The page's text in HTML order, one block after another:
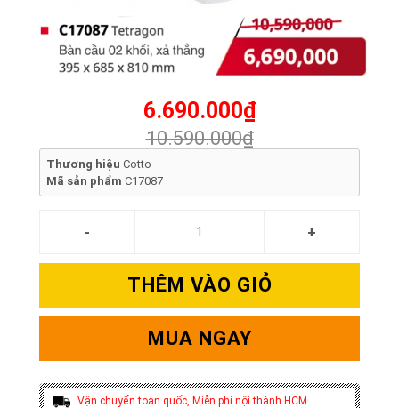
6.690.000₫
10.590.000₫
Thương hiệu Cotto
Mã sản phẩm C17087
THÊM VÀO GIỎ
MUA NGAY
Vận chuyển toàn quốc, Miễn phí nội thành HCM